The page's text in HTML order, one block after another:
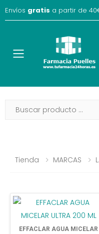
Envíos gratis a partir de
Toggle
Tienda MARCAS
EFFACLAR AGUA MICELAR